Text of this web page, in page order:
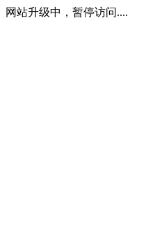
网站升级中，暂停访问....